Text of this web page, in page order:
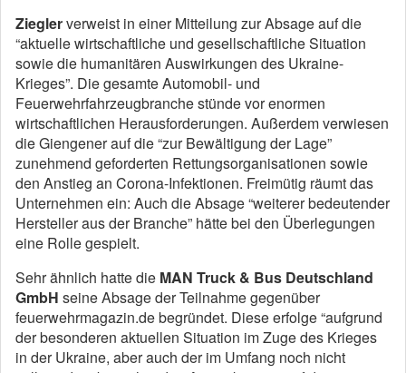
Zieglerverweist in einer Mitteilung zur Absage auf die
“aktuelle wirtschaftliche und gesellschaftliche Situation
sowie die humanitären Auswirkungen des Ukraine-
Krieges”. Die gesamte Automobil- und
Feuerwehrfahrzeugbranche stünde vor enormen
wirtschaftlichen Herausforderungen. Außerdem verwiesen
die Giengener auf die “zur Bewältigung der Lage”
zunehmend geforderten Rettungsorganisationen sowie
den Anstieg an Corona-Infektionen. Freimütig räumt das
Unternehmen ein: Auch die Absage “weiterer bedeutender
Hersteller aus der Branche” hätte bei den Überlegungen
eine Rolle gespielt.
Sehr ähnlich hatte die MAN Truck & Bus Deutschland
GmbH seine Absage der Teilnahme gegenüber
feuerwehrmagazin.de begründet. Diese erfolge “aufgrund
der besonderen aktuellen Situation im Zuge des Krieges
in der Ukraine, aber auch der im Umfang noch nicht